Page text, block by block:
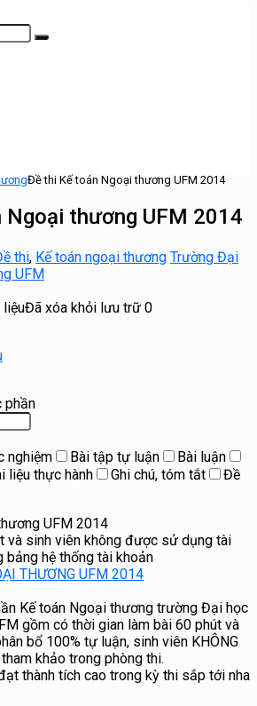
Đề thi Kế toán Ngoại thương UFM 2014
thương UFM 2014
thi, Kế toán ngoại thương Trường Đại
UFM
Đã xóa khỏi lưu trữ 0
phần
nghiệm Bài tập tự luận
Bài luận
liệu thực hành Ghi chú, tóm tắt
Đề
UFM 2014
và sinh viên không được sử dụng tài
hệ thống tài khoản
THƯƠNG UFM 2014
Kế toán Ngoại thương trường Đại học
gồm có thời gian làm bài 60 phút và
bổ 100% tự luận, sinh viên KHÔNG
khảo trong phòng thi.
thành tích cao trong kỳ thi sắp tới nha